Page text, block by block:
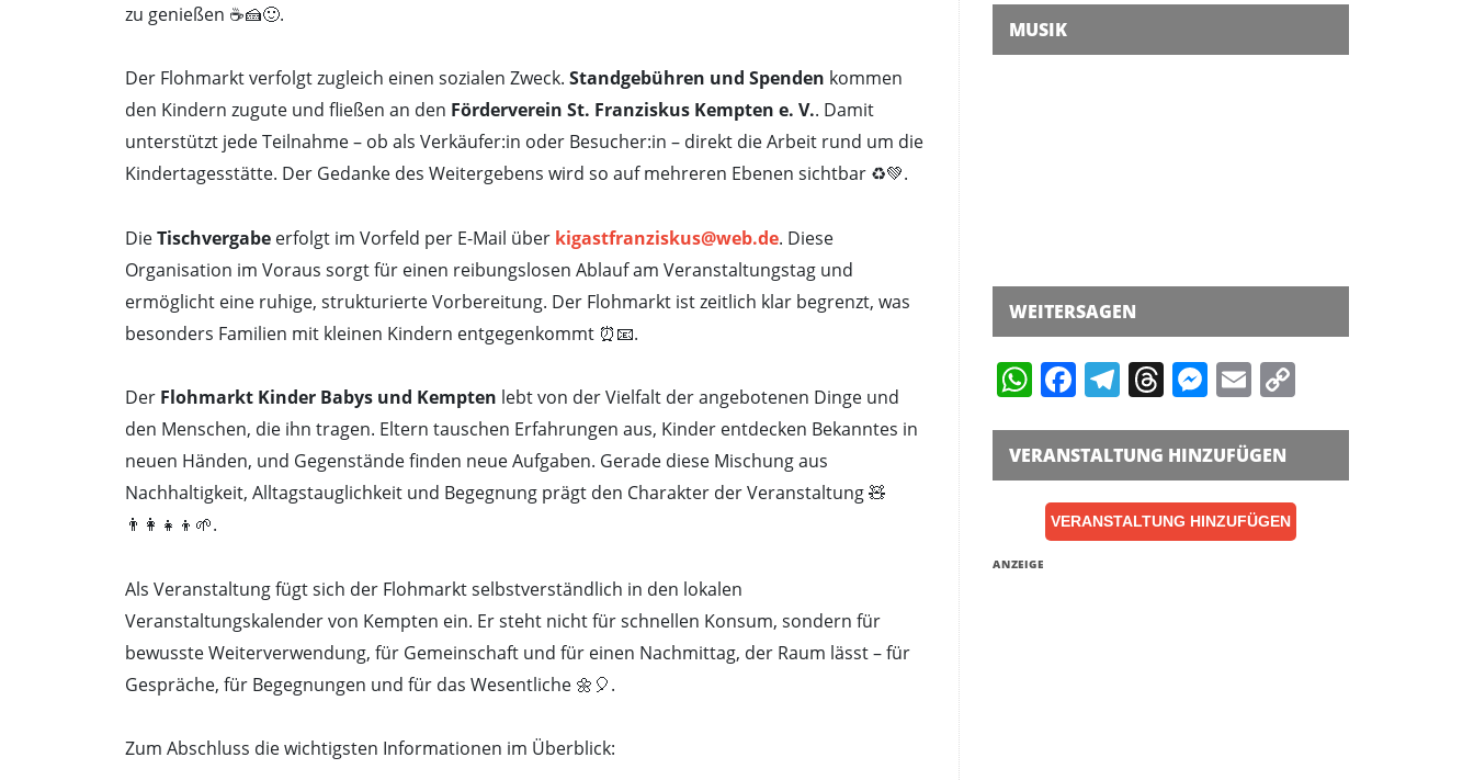
zu genießen ☕🍰🙂.
Der Flohmarkt verfolgt zugleich einen sozialen Zweck. Standgebühren und Spenden kommen
den Kindern zugute und fließen an den Förderverein St. Franziskus Kempten e. V.. Damit
unterstützt jede Teilnahme – ob als Verkäufer:in oder Besucher:in – direkt die Arbeit rund um die
Kindertagesstätte. Der Gedanke des Weitergebens wird so auf mehreren Ebenen sichtbar ♻️💚.
DieTischvergabe erfolgt im Vorfeld per E-Mail über kigastfranziskus@web.de. Diese
Organisation im Voraus sorgt für einen reibungslosen Ablauf am Veranstaltungstag und
ermöglicht eine ruhige, strukturierte Vorbereitung. Der Flohmarkt ist zeitlich klar begrenzt, was
besonders Familien mit kleinen Kindern entgegenkommt ⏰📧.
Der Flohmarkt Kinder Babys und Kempten lebt von der Vielfalt der angebotenen Dinge und
den Menschen, die ihn tragen. Eltern tauschen Erfahrungen aus, Kinder entdecken Bekanntes in
neuen Händen, und Gegenstände finden neue Aufgaben. Gerade diese Mischung aus
Nachhaltigkeit, Alltagstauglichkeit und Begegnung prägt den Charakter der Veranstaltung 🧸
👨‍👩‍👧‍👦🌱.
Als Veranstaltung fügt sich der Flohmarkt selbstverständlich in den lokalen
Veranstaltungskalender von Kempten ein. Er steht nicht für schnellen Konsum, sondern für
bewusste Weiterverwendung, für Gemeinschaft und für einen Nachmittag, der Raum lässt – für
Gespräche, für Begegnungen und für das Wesentliche 🌼🎈.
Zum Abschluss die wichtigsten Informationen im Überblick:
MUSIK
WEITERSAGEN
WhatsApp
Facebook
Telegram
Threads
Messenger
Email
VERANSTALTUNG HINZUFÜGEN
VERANSTALTUNG HINZUFÜGEN
ANZEIGE